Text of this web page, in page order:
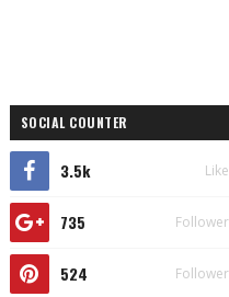
SOCIAL COUNTER
3.5k
735
524